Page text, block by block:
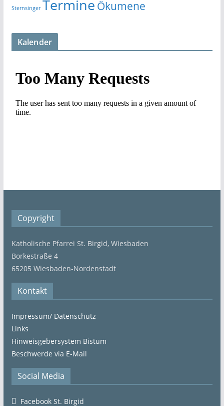
Sternsinger Termine Ökumene
Kalender
Copyright
Katholische Pfarrei St. Birgid, Wiesbaden
Borkestraße 4
65205 Wiesbaden-Nordenstadt
Kontakt
Impressum/ Datenschutz
Links
Hinweisgebersystem Bistum
Beschwerde via E-Mail
Social Media
Facebook St. Birgid